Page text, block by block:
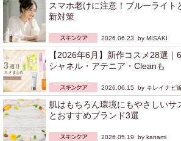
スマホ老けに注意！ブルーライト
新対策
2026.06.23 by MISAKI
【2026年6月】新作コスメ28選｜
シャネル・アテニア・Cleanも
2026.06.15 by キレイナビ
肌はもちろん環境にもやさしいサ
とおすすめブランド3選
2026.05.19 by kanami